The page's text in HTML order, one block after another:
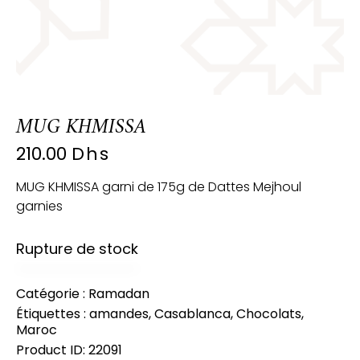
MUG KHMISSA
210.00 Dhs
MUG KHMISSA garni de 175g de Dattes Mejhoul
garnies
Rupture de stock
Catégorie : Ramadan
Étiquettes : amandes,Casablanca,Chocolats,
Maroc
Product ID: 22091